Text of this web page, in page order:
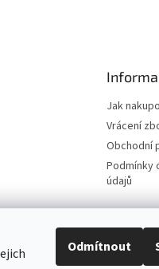
Odmítnout
Jak
Vrácení
Obchodní
Podmínky
údajů